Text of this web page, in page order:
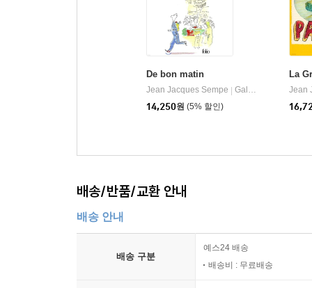
De bon matin
Jean Jacques Sempe
Gallimard
14,250원 (5% 할인)
La
Jean
배송/반품/교환 안내
배송 안내
배송 구분
예스24 배송
배송비 : 무료배송